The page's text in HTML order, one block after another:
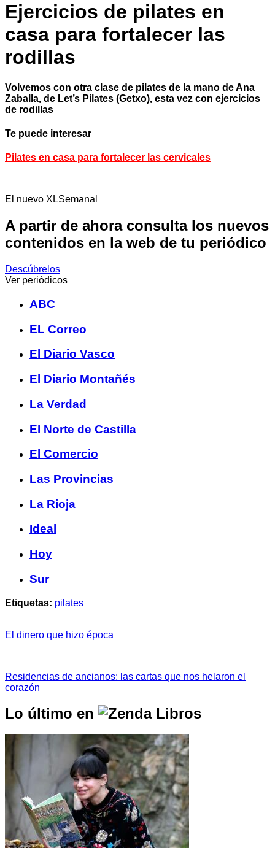
Ejercicios de pilates en
casa para fortalecer las
rodillas
Volvemos con otra clase de pilates de la mano de Ana
Zaballa, de Let’s Pilates (Getxo), esta vez con ejercicios
de rodillas
Te puede interesar
Pilates en casa para fortalecer las cervicales
El nuevo XLSemanal
A partir de ahora consulta los nuevos
contenidos en la web de tu periódico
Descúbrelos
Ver periódicos
ABC
EL Correo
El Diario Vasco
El Diario Montañés
La Verdad
El Norte de Castilla
El Comercio
Las Provincias
La Rioja
Ideal
Hoy
Sur
Etiquetas: pilates
El dinero que hizo época
Residencias de ancianos: las cartas que nos helaron el
corazón
Lo último en